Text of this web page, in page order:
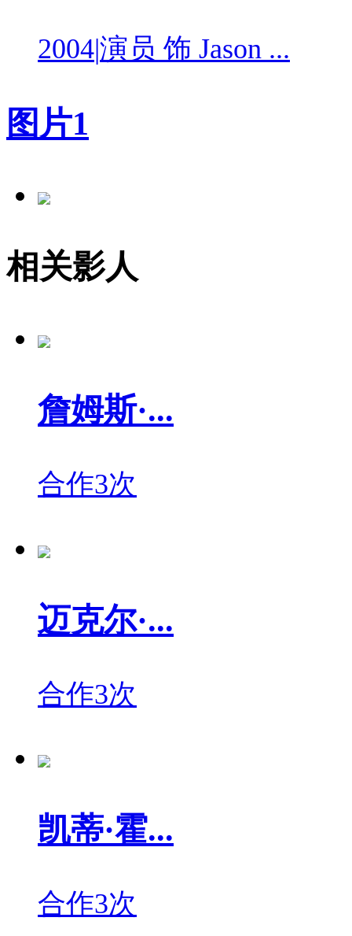
2004|演员 饰 Jason ...
图片1
相关影人
詹姆斯·...
合作3次
迈克尔·...
合作3次
凯蒂·霍...
合作3次